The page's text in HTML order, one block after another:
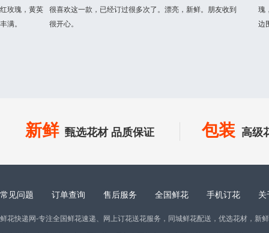
很喜欢这一款，已经订过很多次了。漂亮，新鲜。朋友收到
很开心。
新鲜 甄选花材 品质保证 包装 高级
常见问题 订单查询 售后服务 全国鲜花 手机订花 关
鲜花快递网-专注全国鲜花速递、网上订花送花服务，同城鲜花配送，优选花材，新